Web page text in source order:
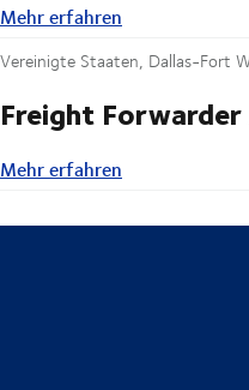
Mehr erfahren
Mehr erfahren
Vereinigte Staaten, Dallas-Fort
Freight
Mehr erfahren
Mehr erfahren